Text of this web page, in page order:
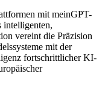
mit meinGPT-
intelligenten,
vereint die Präzision
mit der
fortschrittlicher KI-